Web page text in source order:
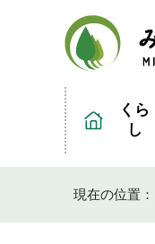
くら
し
現在の位置：